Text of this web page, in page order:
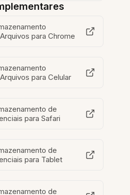
para Chrome
para Celular
de
para Safari
de
para Tablet
de